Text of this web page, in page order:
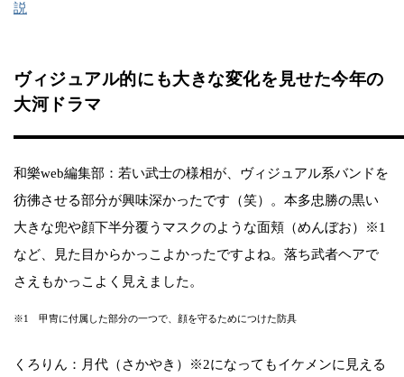
説
ヴィジュアル的にも大きな変化を見せた今年の
大河ドラマ
和樂web編集部：若い武士の様相が、ヴィジュアル系バンドを
彷彿させる部分が興味深かったです（笑）。本多忠勝の黒い
大きな兜や顔下半分覆うマスクのような面頬（めんぼお）※1
など、見た目からかっこよかったですよね。落ち武者ヘアで
さえもかっこよく見えました。
※1 甲冑に付属した部分の一つで、顔を守るためにつけた防具
くろりん：月代（さかやき）※2になってもイケメンに見える